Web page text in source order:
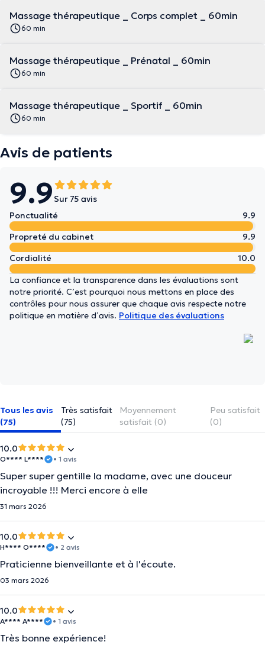
Massage thérapeutique _ Corps complet _ 60min
60 min
Massage thérapeutique _ Prénatal _ 60min
60 min
Massage thérapeutique _ Sportif _ 60min
60 min
Avis de patients
9.9 Sur 75 avis
Ponctualité
9.9
Propreté du cabinet
9.9
Cordialité
10.0
La confiance et la transparence dans les évaluations sont
notre priorité. C’est pourquoi nous mettons en place des
contrôles pour nous assurer que chaque avis respecte notre
politique en matière d’avis. Politique des évaluations
Tous les avis
(75)
Très satisfait
(75)
Moyennement
satisfait (0)
Peu satisfait
(0)
10.0
O**** L**** • 1 avis
Super super gentille la madame, avec une douceur
incroyable !!! Merci encore à elle
31 mars 2026
10.0
H**** O**** • 2 avis
Praticienne bienveillante et à l'écoute.
03 mars 2026
10.0
A**** A**** • 1 avis
Très bonne expérience!